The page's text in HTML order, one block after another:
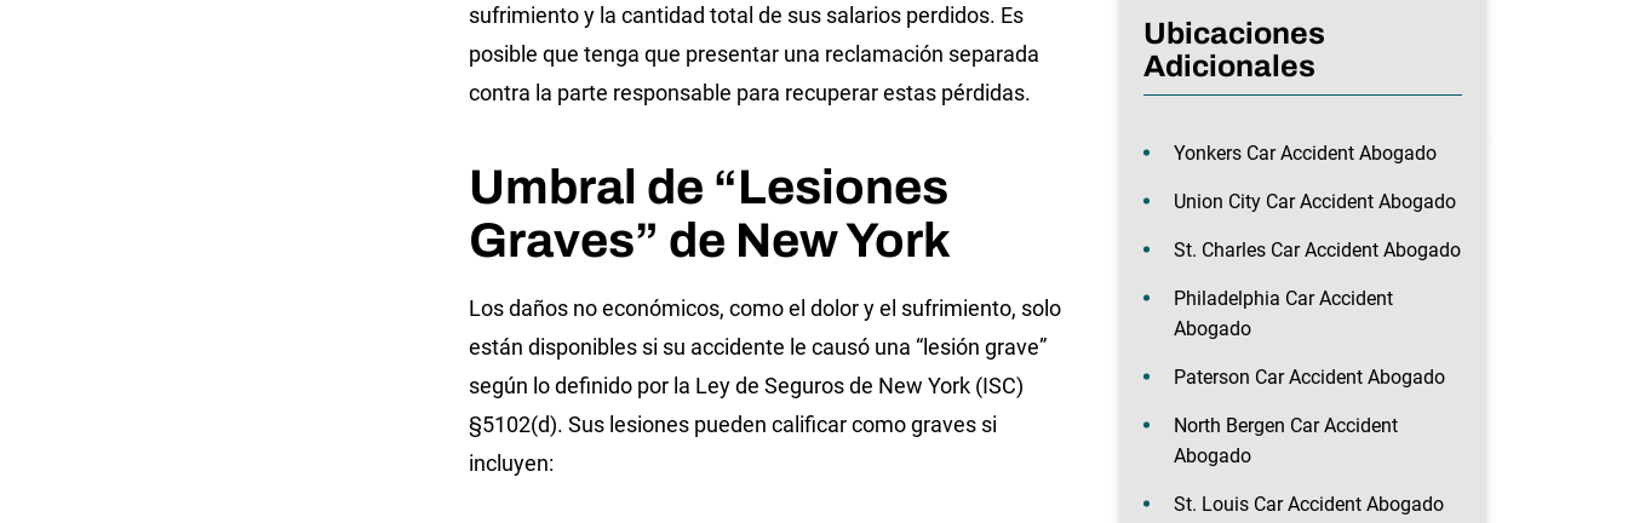
sufrimiento y la cantidad total de sus salarios perdidos. Es
posible que tenga que presentar una reclamación separada
contra la parte responsable para recuperar estas pérdidas.
Umbral de “Lesiones
Graves” de New York
Los daños no económicos, como el dolor y el sufrimiento, solo
están disponibles si su accidente le causó una “lesión grave”
según lo definido por la Ley de Seguros de New York (ISC)
§5102(d). Sus lesiones pueden calificar como graves si
incluyen:
Ubicaciones
Adicionales
Yonkers Car Accident Abogado
Union City Car Accident Abogado
St. Charles Car Accident Abogado
Philadelphia Car Accident
Abogado
Paterson Car Accident Abogado
North Bergen Car Accident
Abogado
St. Louis Car Accident Abogado